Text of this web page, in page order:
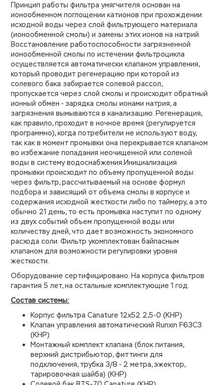
Принцип работы фильтра умягчителя основан на
ионообменном поглощении катионов при прохождении
исходной воды через слой фильтрующего материала
(ионообменной смолы) и замены этих ионов на натрий.
Восстановление работоспособности загрязненной
ионообменной смолы по истечении фильтроцикла
осуществляется автоматически клапаном управления,
который проводит регенерацию при которой из
солевого бака забирается солевой рассол,
пропускается через слой смолы и происходит обратный
ионный обмен - зарядка смолы ионами натрия, а
загрязнения вымываются в канализацию. Регенерация,
как правило, проходит в ночное время (регулируется
программно), когда потребители не используют воду,
так как в момент промывки она перекрывается клапаном
во избежание попадания неочищенной или соленой
воды в систему водоснабжения.Инициализация
промывки происходит по объему пропущенной воды
через фильтр, рассчитываемый на основе формул
подбора и зависящий от объема смолы в корпусе и
содержания исходной жесткости либо по таймеру, а это
обычно 21 день, то есть промывка наступит по одному
из двух событий объем пропущенной воды или
количеству дней, что дает возможность экономного
расхода соли. Фильтр укомплектован байпасным
клапаном для возможности регулировки уровня
жесткости.
Оборудование сертифицировано. На корпуса фильтров
гарантия 5 лет, на остальные комплектующие 1 год.
Состав системы:
Корпус фильтра Canature 12х52 2,5-0 (КНР)
Клапан управления автоматический Runxin F63C3
(КНР)
Монтажный комплект клапана (блок питания,
верхний дистрибьютор, фиттинги для
подключения, трубка 3/8 - 2 метра, эжектор,
тарировочная шайба) (КНР)